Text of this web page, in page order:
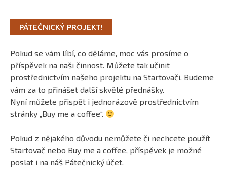
PÁTEČNICKÝ PROJEKT!
Pokud se vám líbí, co děláme, moc vás prosíme o
příspěvek na naši činnost. Můžete tak učinit
prostřednictvím našeho projektu na Startovači. Budeme
vám za to přinášet další skvělé přednášky.
Nyní můžete přispět i jednorázově prostřednictvím
stránky „Buy me a coffee“.
Pokud z nějakého důvodu nemůžete či nechcete použít
Startovač nebo Buy me a coffee, příspěvek je možné
poslat i na náš Pátečnický účet.